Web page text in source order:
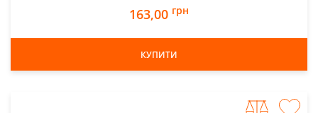
163,00 грн
КУПИТИ